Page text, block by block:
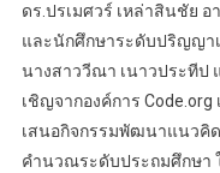
ดร.ปรเมศวร์ เหล่าสินชัย
และนักศึกษาระดับปริญญา
นางสาววีณา เนาวประทีป
เชิญจากองค์การ
เสนอกิจกรรมพัฒนาแนวคิ
คำนวณระดับประถมศึกษา